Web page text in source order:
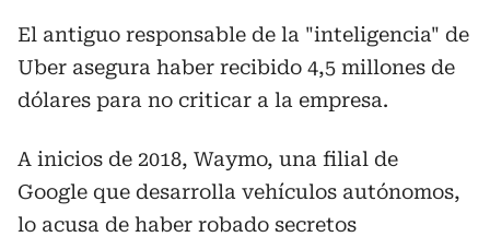
El antiguo responsable de la "inteligencia" de
Uber asegura haber recibido 4,5 millones de
dólares para no criticar a la empresa.
A inicios de 2018, Waymo, una filial de
Google que desarrolla vehículos autónomos,
lo acusa de haber robado secretos